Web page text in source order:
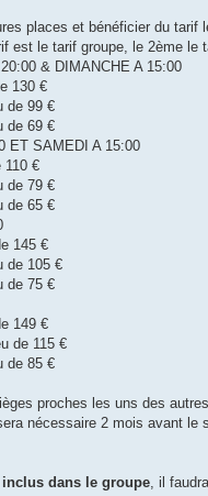
places et bénéficier du
est le tarif groupe, le 2ème le
& DIMANCHE A 15:00
130 €
de 99 €
de 69 €
ET SAMEDI A 15:00
110 €
de 79 €
de 65 €
145 €
de 105 €
de 75 €
149 €
de 115 €
de 85 €
proches les uns des
nécessaire 2 mois avant
dans le groupe, il